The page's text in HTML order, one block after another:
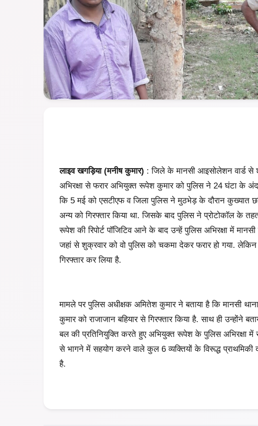
लाइव खगड़िया (मनीष कुमार) : जिले के मानसी आइसोलेशन वार्ड
अभिरक्षा से फरार अभियुक्त रूपेश कुमार को पुलिस ने 24 घंटा के
कि 5 मई को एसटीएफ व जिला पुलिस ने मुठभेड़ के दौरान कुख्यात
अन्य को गिरफ्तार किया था. जिसके बाद पुलिस ने प्रोटोकॉल के
रूपेश की रिपोर्ट पॉजिटिव आने के बाद उन्हें पुलिस अभिरक्षा में
जहां से शुक्रवार को वो पुलिस को चकमा देकर फरार हो गया.
गिरफ्तार कर लिया है.
मामले पर पुलिस अधीक्षक अमितेश कुमार ने बताया है कि मानसी
कुमार को राजाजान बहियार से गिरफ्तार किया है. साथ ही उन्होंने
बल की प्रतिनियुक्ति करते हुए अभियुक्त रूपेश के पुलिस अभिरक्षा में
से भागने में सहयोग करने वाले कुल 6 व्यक्तियों के विरूद्ध प्राथमिकी
है.